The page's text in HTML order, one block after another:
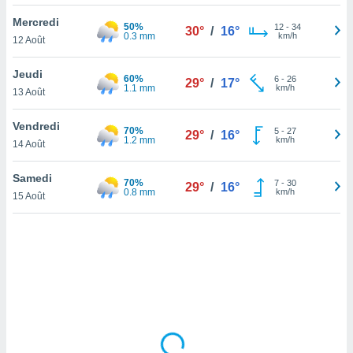
votre
à
en
le
Mercredi
12 Août
50%
0.3 mm
30° / 16° 12- 34
km/h
Jeudi
13 Août
60%
1.1 mm
29° / 17° 6- 26
km/h
Vendredi
14 Août
70%
1.2 mm
29° / 16° 5- 27
km/h
Samedi
15 Août
70%
0.8 mm
29° / 16° 7- 30
km/h